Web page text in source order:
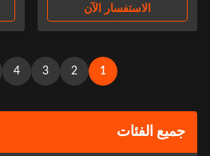
الاستفسار الآن
1
2
3
4
جميع الفئات